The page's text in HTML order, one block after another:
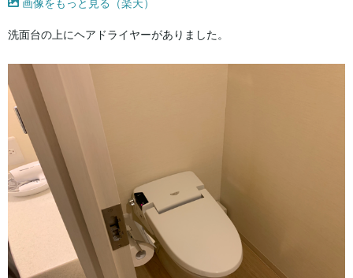
画像をもっと見る（楽天）
洗面台の上にヘアドライヤーがありました。